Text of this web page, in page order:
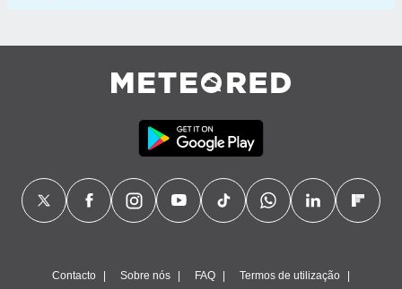
Contacto Sobre nós FAQ Termos de utilização